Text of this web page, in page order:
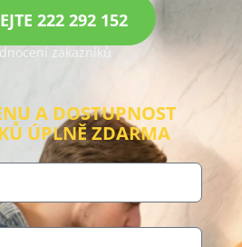
222 292 152
zákazníků
A DOSTUPNOST
ÚPLNĚ ZDARMA